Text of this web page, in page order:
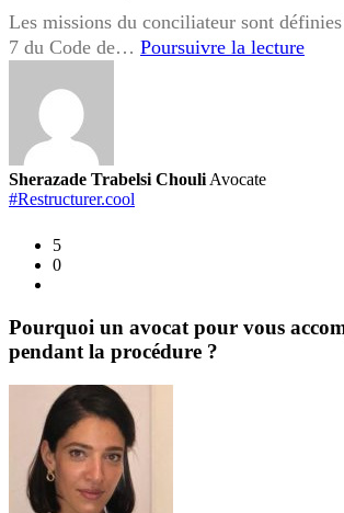
Les missions du conciliateur sont
7 du Code de… Poursuivre la lectureQuel
Sherazade Trabelsi Chouli Avocate
#Restructurer.cool
5
0
Pourquoi un avocat pour vous
pendant la procédure ?